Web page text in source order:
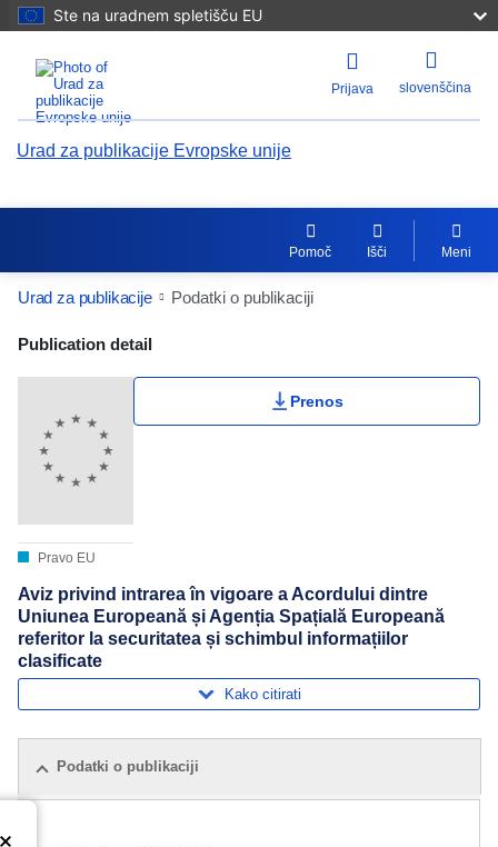
Ste na uradnem spletišču EU
Prijava slovenščina
Urad za publikacije Evropske unije
Pomoč Išči Meni
Urad za publikacije Podatki o publikaciji
Publication Detail Actions Portlet
Publication detail
Pravo EU
Prenos
Aviz privind intrarea în vigoare a Acordului dintre
Uniunea Europeană și Agenția Spațială Europeană
referitor la securitatea și schimbul informațiilor
clasificate
Kako citirati
Podatki o publikaciji